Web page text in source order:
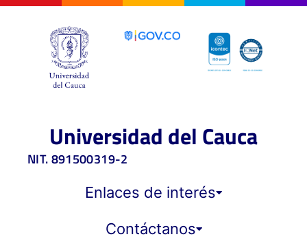
Universidad del Cauca
NIT. 891500319-2
Enlaces de interés
Contáctanos